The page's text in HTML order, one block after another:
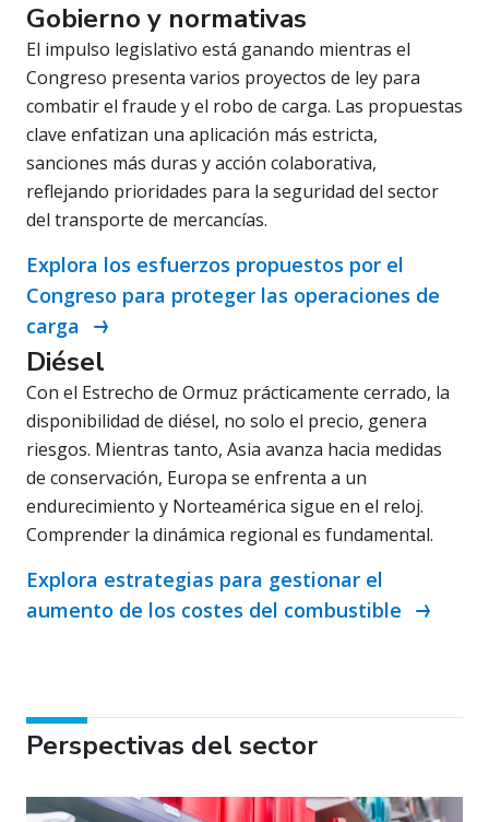
Gobierno y normativas
El impulso legislativo está ganando mientras el
Congreso presenta varios proyectos de ley para
combatir el fraude y el robo de carga. Las propuestas
clave enfatizan una aplicación más estricta,
sanciones más duras y acción colaborativa,
reflejando prioridades para la seguridad del sector
del transporte de mercancías.
Explora los esfuerzos propuestos por el
Congreso para proteger las operaciones de
carga
Diésel
Con el Estrecho de Ormuz prácticamente cerrado, la
disponibilidad de diésel, no solo el precio, genera
riesgos. Mientras tanto, Asia avanza hacia medidas
de conservación, Europa se enfrenta a un
endurecimiento y Norteamérica sigue en el reloj.
Comprender la dinámica regional es fundamental.
Explora estrategias para gestionar el
aumento de los costes del combustible
Perspectivas del sector